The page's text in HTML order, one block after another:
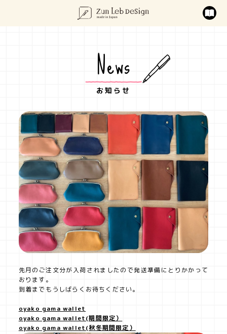
News
お知らせ
先月のご注文分が入荷されましたので発送準備にとりかかって
おります。
到着までもうしばらくお待ちください。
oyako gama wallet
oyako gama wallet(期間限定）
oyako gama wallet(秋冬期間限定）